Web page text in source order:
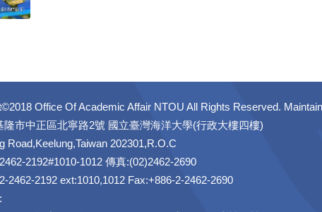
Office Of Academic Affair NTOU All Rights Reserved.
隆市中正區北寧路2號 國立臺灣海洋大學(行政大樓四樓)
Road,Keelung,Taiwan 202301,R.O.C
2192#1010-1012 傳真:(02)2462-2690
2462-2192 ext:1010,1012 Fax:+886-2-2462-2690